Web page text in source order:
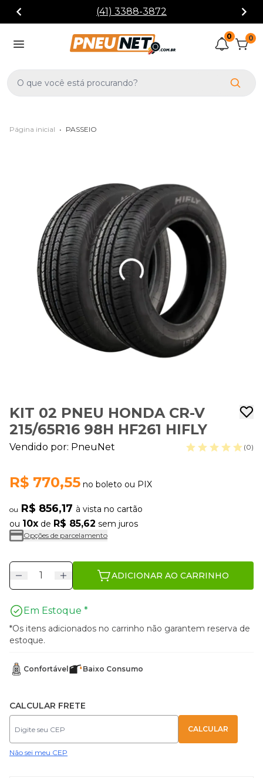
(41) 3388-3872
0 0
Página inicial • PASSEIO
KIT 02 PNEU HONDA CR-V
215/65R16 98H HF261 HIFLY
Vendido por: PneuNet (0)
R$ 770,55 no boleto ou PIX
ou R$ 856,17 à vista no cartão
ou 10x de R$ 85,62 sem juros
Opções de parcelamento
ADICIONAR AO CARRINHO
Em Estoque *
*Os itens adicionados no carrinho não garantem reserva de
estoque.
Confortável Baixo Consumo
CALCULAR FRETE
Não sei meu CEP